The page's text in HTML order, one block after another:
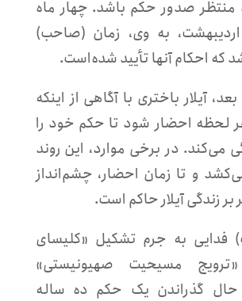
منتظر صدور حکم باشد. چهار ماه
بعد، در ۲۸ اردیبهشت، به وی، زمان (صاحب)
که احکام آنها تأیید شده‌است.
آیلار باختری با آگاهی از اینکه
لحظه احضار شود تا حکم خود را
می‌کند. در برخی موارد، این روند
و تا زمان احضار، چشم‌انداز
بر زندگی آیلار حاکم است.
فدایی به جرم تشکیل «کلیسای
مسیحیت صهیونیستی»
حال گذراندن یک حکم ده ساله